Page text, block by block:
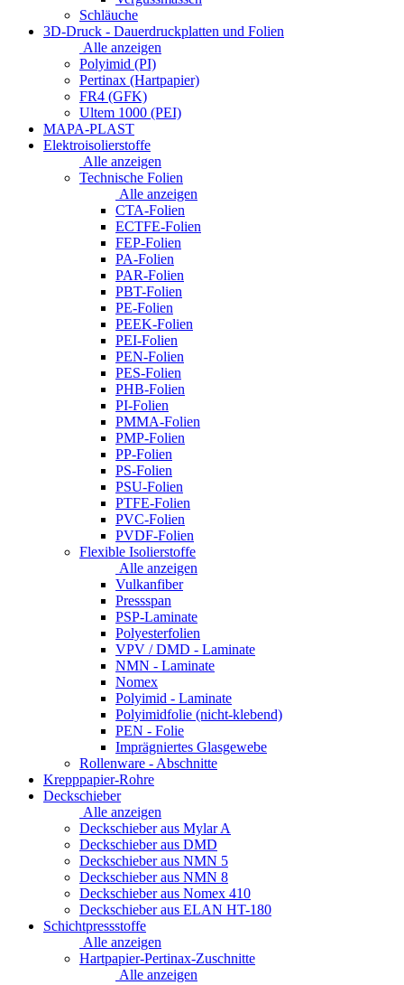
Schläuche
3D-Druck - Dauerdruckplatten und Folien
Alle anzeigen
Polyimid (PI)
Pertinax (Hartpapier)
FR4 (GFK)
Ultem 1000 (PEI)
MAPA-PLAST
Elektroisolierstoffe
Alle anzeigen
Technische Folien
Alle anzeigen
CTA-Folien
ECTFE-Folien
FEP-Folien
PA-Folien
PAR-Folien
PBT-Folien
PE-Folien
PEEK-Folien
PEI-Folien
PEN-Folien
PES-Folien
PHB-Folien
PI-Folien
PMMA-Folien
PMP-Folien
PP-Folien
PS-Folien
PSU-Folien
PTFE-Folien
PVC-Folien
PVDF-Folien
Flexible Isolierstoffe
Alle anzeigen
Vulkanfiber
Pressspan
PSP-Laminate
Polyesterfolien
VPV / DMD - Laminate
NMN - Laminate
Nomex
Polyimid - Laminate
Polyimidfolie (nicht-klebend)
PEN - Folie
Imprägniertes Glasgewebe
Rollenware - Abschnitte
Krepppapier-Rohre
Deckschieber
Alle anzeigen
Deckschieber aus Mylar A
Deckschieber aus DMD
Deckschieber aus NMN 5
Deckschieber aus NMN 8
Deckschieber aus Nomex 410
Deckschieber aus ELAN HT-180
Schichtpressstoffe
Alle anzeigen
Hartpapier-Pertinax-Zuschnitte
Alle anzeigen